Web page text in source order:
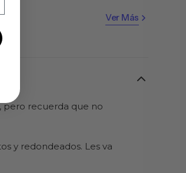
Ver Más
pero recuerda que no
y redondeados. Les va